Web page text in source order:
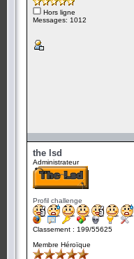
Hors ligne
Messages: 1012
the lsd
Administrateur
Profil challenge
Classement : 199/55625
Membre Héroïque